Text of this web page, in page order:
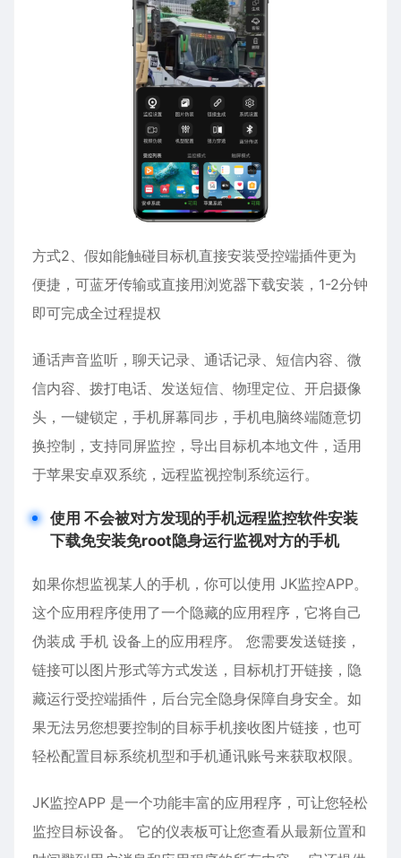
方式2、假如能触碰目标机直接安装受控端插件更为
便捷，可蓝牙传输或直接用浏览器下载安装，1-2分钟
即可完成全过程提权
通话声音监听，聊天记录、通话记录、短信内容、 微
信内容、拨打电话、发送短信、物理定位、开启摄像
头，一键锁定，手机屏幕同步，手机电脑终端随意切
换控制，支持同屏监控，导出目标机本地文件，适用
于苹果安卓双系统，远程监视控制系统运行。
使用 不会被对方发现的手机远程监控软件安装
下载免安装免root隐身运行监视对方的手机
如果你想监视某人的手机，你可以使用 JK监控APP。
这个应用程序使用了一个隐藏的应用程序，它将自己
伪装成 手机 设备上的应用程序。 您需要发送链接，
链接可以图片形式等方式发送，目标机打开链接，隐
藏运行受控端插件，后台完全隐身保障自身安全。如
果无法另您想要控制的目标手机接收图片链接，也可
轻松配置目标系统机型和手机通讯账号来获取权限。
JK监控APP 是一个功能丰富的应用程序，可让您轻松
监控目标设备。 它的仪表板可让您查看从最新位置和